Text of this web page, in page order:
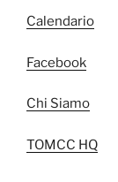
Calendario
Facebook
Chi Siamo
TOMCC HQ